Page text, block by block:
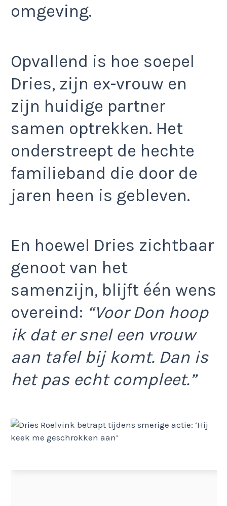
omgeving.
Opvallend is hoe soepel
Dries, zijn ex-vrouw en
zijn huidige partner
samen optrekken. Het
onderstreept de hechte
familieband die door de
jaren heen is gebleven.
En hoewel Dries zichtbaar
genoot van het
samenzijn, blijft één wens
overeind: “Voor Don hoop
ik dat er snel een vrouw
aan tafel bij komt. Dan is
het pas echt compleet.”